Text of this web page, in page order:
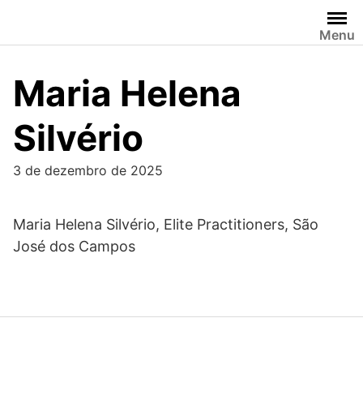
content
Menu
Maria Helena
Silvério
3 de dezembro de 2025
Maria Helena Silvério, Elite Practitioners, São
José dos Campos